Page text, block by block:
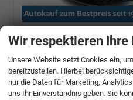
Skoda ScalaTop
1.0 TSI 85 kW (115PS)
[0]
unverbindliche Lieferzeit: ca. 4
Wir respektieren Ihre
Unsere Website setzt Cookies ein,
bereitzustellen. Hierbei
nur die Daten für Marketing,
uns Ihr Einverständnis geben. Sie